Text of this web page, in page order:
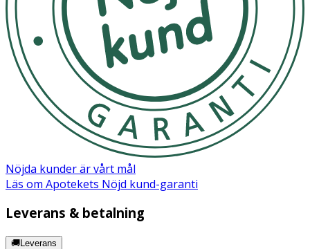
Säkerhetsdatablad (PDF)
Nöjda kunder är vårt mål
Läs om Apotekets Nöjd kund-garanti
Leverans & betalning
🚚Leverans